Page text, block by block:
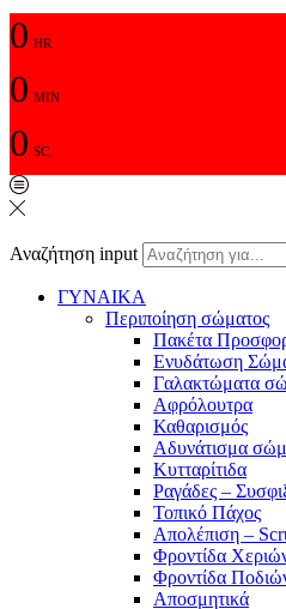
0 HR
0 MIN
0 SC
Αναζήτηση input
ΓΥΝΑΙΚΑ
Περιποίηση σώματος
Πακέτα
Ενυδάτωση
Γαλακτώματα
Αφρόλουτρα
Καθαρισμός
Αδυνάτισμα
Κυτταρίτιδα
Ραγάδες –
Τοπικό Πάχος
Απολέπιση –
Φροντίδα
Φροντίδα
Αποσμητικά